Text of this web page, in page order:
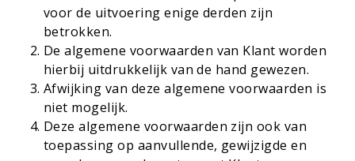
voor de uitvoering enige derden zijn
betrokken.
De algemene voorwaarden van Klant worden
hierbij uitdrukkelijk van de hand gewezen.
Afwijking van deze algemene voorwaarden is
niet mogelijk.
Deze algemene voorwaarden zijn ook van
toepassing op aanvullende, gewijzigde en